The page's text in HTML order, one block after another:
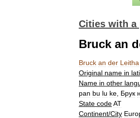
Cities with a
Bruck an
Bruck an der Leitha
Original name in
Name in other
pan bu lu ke Брук
State codeAT
Continent/City